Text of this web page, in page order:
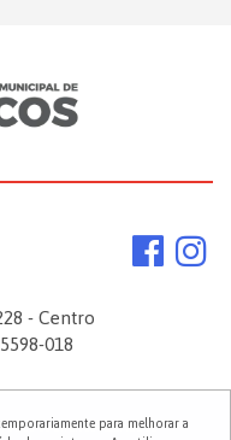
- Centro
018
os direitos reservados.
para melhorar a